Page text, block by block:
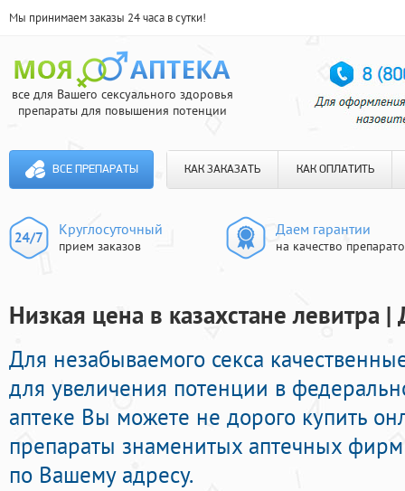
Мы принимаем заказы 24 часа в сутки!
все для Вашего сексуального здоровья
препараты для повышения потенции
ВСЕ ПРЕПАРАТЫ КАК ЗАКАЗАТЬ КАК ОПЛАТИТЬ
Круглосуточный
прием заказов
Даем гарантии
на качество
Низкая цена в казахстане левитра |
Для незабываемого секса
для увеличения потенции в
аптеке Вы можете не дорого купить
препараты знаменитых аптечных
по Вашему адресу.